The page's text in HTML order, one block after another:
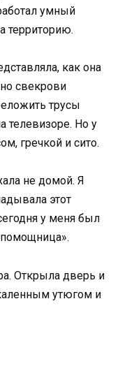
умный
территорию.
как она
свекрови
трусы
телевизоре. Но у
гречкой и сито.
не домой. Я
этот
у меня был
Открыла дверь и
утюгом и